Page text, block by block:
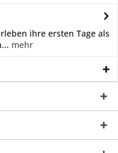
ihre ersten Tage als
mehr